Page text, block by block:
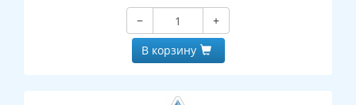
−
+
В корзину